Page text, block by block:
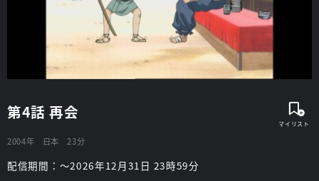
第4話 再会
2004年 日本 23分
配信期間：～2026年12月31日 23時59分